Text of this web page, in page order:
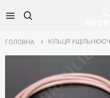
ГОЛОВНА КІЛЬЦЯ УЩІЛЬНЮЮЧІ